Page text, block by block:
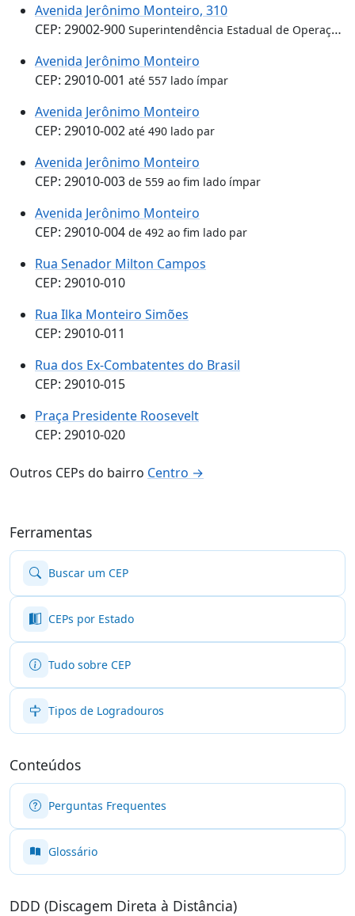
Avenida Jerônimo Monteiro, 310
CEP: 29002-900 Superintendência Estadual de Operações do Espírito Santo
Avenida Jerônimo Monteiro
CEP: 29010-001 até 557 lado ímpar
Avenida Jerônimo Monteiro
CEP: 29010-002 até 490 lado par
Avenida Jerônimo Monteiro
CEP: 29010-003 de 559 ao fim lado ímpar
Avenida Jerônimo Monteiro
CEP: 29010-004 de 492 ao fim lado par
Rua Senador Milton Campos
CEP: 29010-010
Rua Ilka Monteiro Simões
CEP: 29010-011
Rua dos Ex-Combatentes do Brasil
CEP: 29010-015
Praça Presidente Roosevelt
CEP: 29010-020
Outros CEPs do bairro Centro →
Ferramentas
Buscar um CEP
CEPs por Estado
Tudo sobre CEP
Tipos de Logradouros
Conteúdos
Perguntas Frequentes
Glossário
DDD (Discagem Direta à Distância)